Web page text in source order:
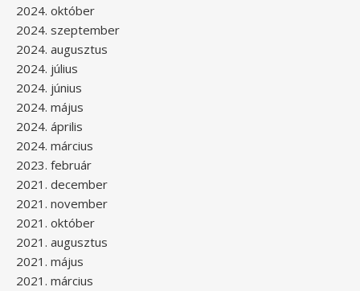
2024. október
2024. szeptember
2024. augusztus
2024. július
2024. június
2024. május
2024. április
2024. március
2023. február
2021. december
2021. november
2021. október
2021. augusztus
2021. május
2021. március